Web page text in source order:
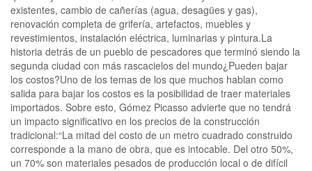
existentes, cambio de cañerías (agua, desagües y gas),
renovación completa de grifería, artefactos, muebles y
revestimientos, instalación eléctrica, luminarias y pintura.La
historia detrás de un pueblo de pescadores que terminó siendo la
segunda ciudad con más rascacielos del mundo¿Pueden bajar
los costos?Uno de los temas de los que muchos hablan como
salida para bajar los costos es la posibilidad de traer materiales
importados. Sobre esto, Gómez Picasso advierte que no tendrá
un impacto significativo en los precios de la construcción
tradicional:“La mitad del costo de un metro cuadrado construido
corresponde a la mano de obra, que es intocable. Del otro 50%,
un 70% son materiales pesados de producción local o de difícil